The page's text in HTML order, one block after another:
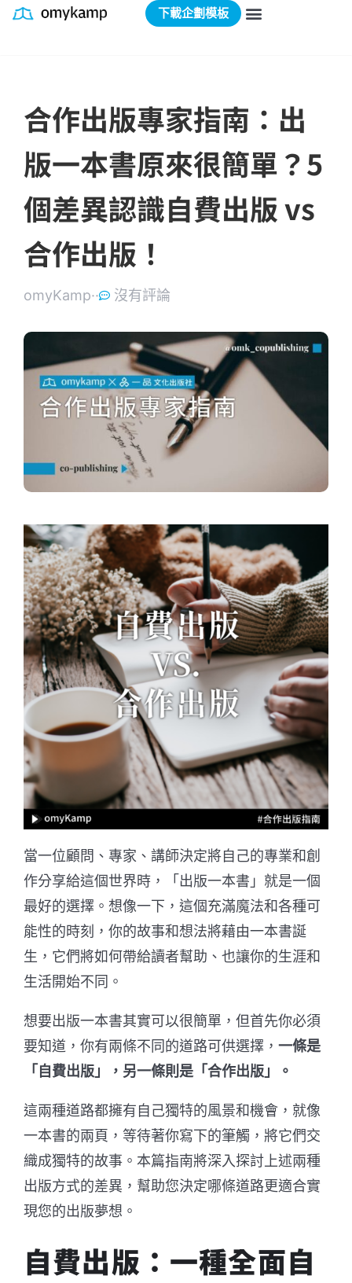
下載企劃模板
合作出版專家指南：出
版一本書原來很簡單？5
個差異認識自費出版 vs
合作出版！
omyKamp·· 沒有評論
當一位顧問、專家、講師決定將自己的專業和創
作分享給這個世界時，「出版一本書」就是一個
最好的選擇。想像一下，這個充滿魔法和各種可
能性的時刻，你的故事和想法將藉由一本書誕
生，它們將如何帶給讀者幫助、也讓你的生涯和
生活開始不同。
想要出版一本書其實可以很簡單，但首先你必須
要知道，你有兩條不同的道路可供選擇， 一條是
「自費出版」，另一條則是「合作出版」。
這兩種道路都擁有自己獨特的風景和機會，就像
一本書的兩頁，等待著你寫下的筆觸，將它們交
織成獨特的故事。本篇指南將深入探討上述兩種
出版方式的差異，幫助您決定哪條道路更適合實
現您的出版夢想。
自費出版：一種全面自